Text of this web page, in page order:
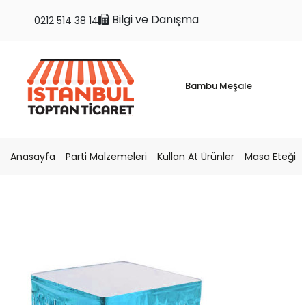
Bilgi ve Danışma
0212 514 38 14
Bambu Meşale
Anasayfa Parti Malzemeleri Kullan At Ürünler Masa Eteği